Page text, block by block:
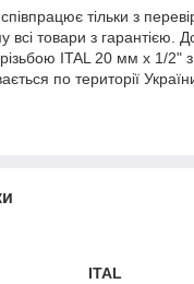
тільки з
всі товари з гарантією.
ITAL 20 мм х 1/2"
по території
ITAL